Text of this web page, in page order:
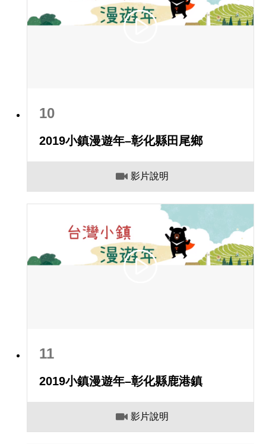
10
2019小鎮漫遊年–彰化縣田尾鄉
影片說明
11
2019小鎮漫遊年–彰化縣鹿港鎮
影片說明